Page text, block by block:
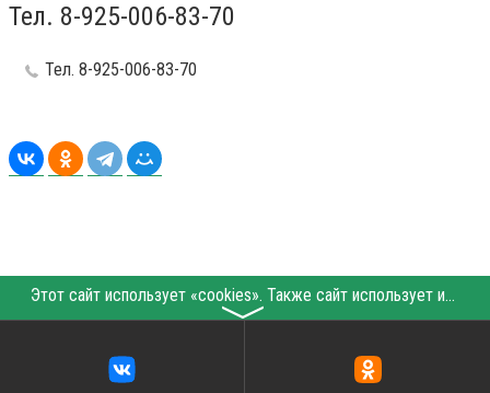
Тел. 8-925-006-83-70
Тел. 8-925-006-83-70
Этот сайт использует «cookies». Также сайт использует интернет-сервис для сбора технических данных касательно посетителей с целью получения маркетинговой и статистической информации. Условия обработки данных посетителей сайта см.
〉